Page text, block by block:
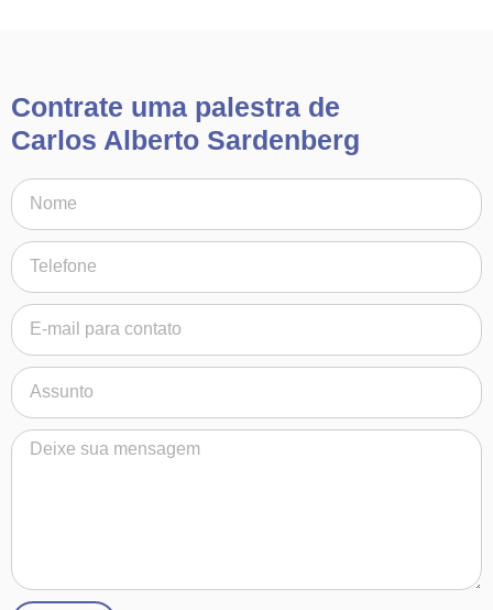
Contrate uma palestra de
Carlos Alberto Sardenberg